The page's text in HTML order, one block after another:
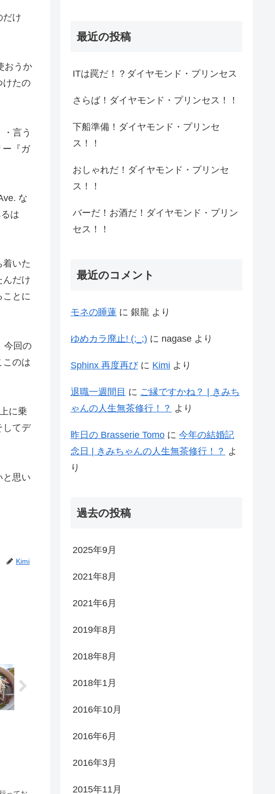
だけ
おうか
けたの
言う
ー『ガ
な
は
いた
んだけ
ことに
今回の
このは
に乗
してデ
と思い
Kimi
最近の投稿
ITは罠だ！？ダイヤモンド・プリンセス
さらば！ダイヤモンド・プリンセス！！
下船準備！ダイヤモンド・プリンセ
ス！！
おしゃれだ！ダイヤモンド・プリンセ
ス！！
バーだ！お酒だ！ダイヤモンド・プリン
セス！！
最近のコメント
モネの睡蓮 に 銀龍 より
ゆめカラ廃止! (;_;) に nagase より
Sphinx 再度再びに Kimi より
退職一週間目 に ご縁ですかね？ | きみち
ゃんの人生無茶修行！？ より
昨日の Brasserie Tomo に 今年の結婚記
念日 | きみちゃんの人生無茶修行！？ よ
り
過去の投稿
2025年9月
2021年8月
2021年6月
2019年8月
2018年8月
2018年1月
2016年10月
2016年6月
2016年3月
2015年11月